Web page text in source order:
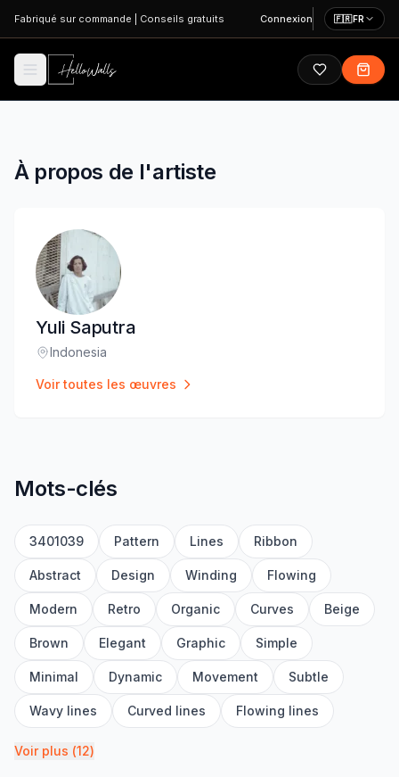
Aller au contenu principal
Fabriqué sur commande Conseils gratuits Connexion 🇫🇷FR
À propos de l'artiste
Yuli Saputra
Lieu:
Indonesia
Voir toutes les œuvres
Mots-clés
3401039 Pattern Lines Ribbon
Abstract Design Winding Flowing
Modern Retro Organic Curves Beige
Brown Elegant Graphic Simple
Minimal Dynamic Movement Subtle
Wavy lines Curved lines Flowing lines
Voir plus (12)